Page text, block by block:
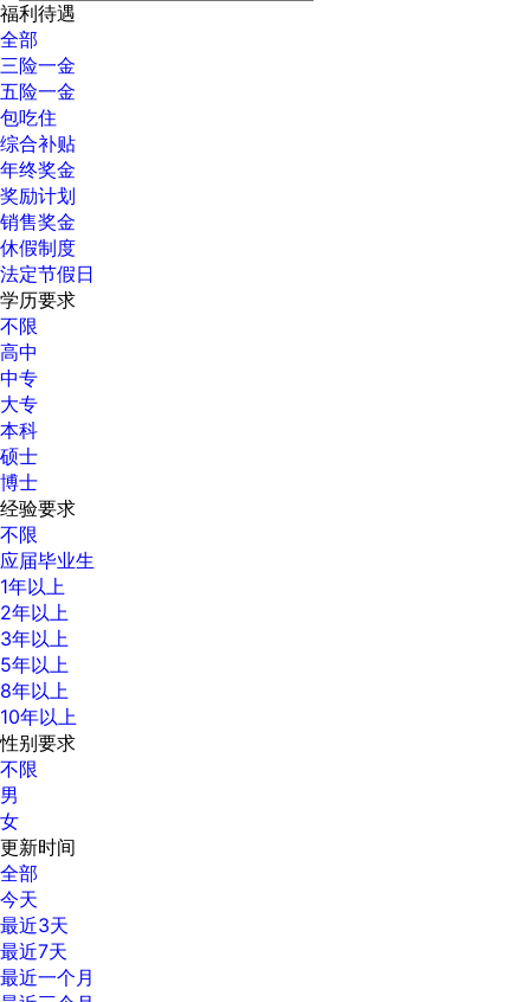
福利待遇
全部
三险一金
五险一金
包吃住
综合补贴
年终奖金
奖励计划
销售奖金
休假制度
法定节假日
学历要求
不限
高中
中专
大专
本科
硕士
博士
经验要求
不限
应届毕业生
1年以上
2年以上
3年以上
5年以上
8年以上
10年以上
性别要求
不限
男
女
更新时间
全部
今天
最近3天
最近7天
最近一个月